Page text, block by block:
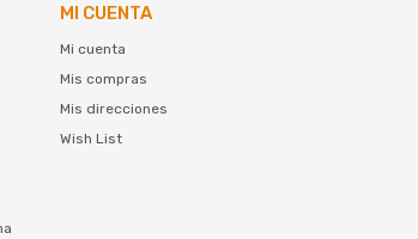
MI CUENTA
Mi cuenta
Mis compras
Mis direcciones
Wish List